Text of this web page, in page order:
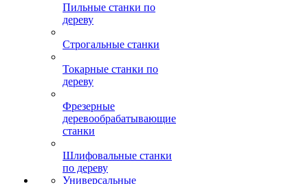
Пильные станки по
дереву
Строгальные станки
Токарные станки по
дереву
Фрезерные
деревообрабатывающие
станки
Шлифовальные станки
по дереву
Универсальные